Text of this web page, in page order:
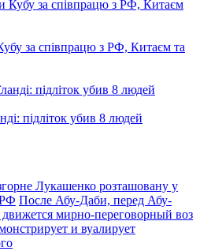
за співпрацю з РФ, Китаєм та
підліток убив 8 людей
Лукашенко розташовану у
РФ После Абу-Даби, перед Абу-
мирно-переговорный воз
и вуалирует